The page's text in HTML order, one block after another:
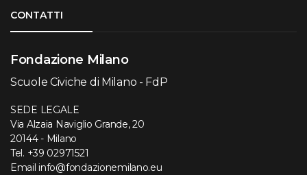
CONTATTI
Fondazione Milano
Scuole Civiche di Milano - FdP
SEDE LEGALE
Via Alzaia Naviglio Grande, 20
20144 - Milano
Tel. +39 02971521
Email info@fondazionemilano.eu